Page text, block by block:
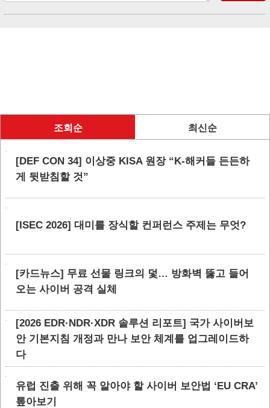
조회순 최신순
[DEF CON 34] 이상중 KISA 원장 “K-해커들 든든하
게 뒷받침할 것”
[ISEC 2026] 대미를 장식할 컨퍼런스 주제는 무엇?
[카드뉴스] 무료 선물 링크의 덫… 방화벽 뚫고 들어
오는 사이버 공격 실체
[2026 EDR·NDR·XDR 솔루션 리포트] 국가 사이버보
안 기본지침 개정과 만나 보안 체계를 업그레이드하
다
유럽 진출 위해 꼭 알아야 할 사이버 보안법 ‘EU CRA’
톺아보기